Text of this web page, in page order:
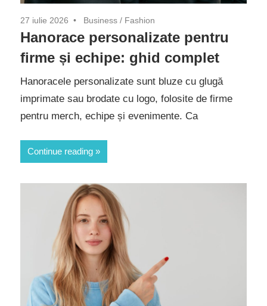
27 iulie 2026 Business / Fashion
Hanorace personalizate pentru
firme și echipe: ghid complet
Hanoracele personalizate sunt bluze cu glugă
imprimate sau brodate cu logo, folosite de firme
pentru merch, echipe și evenimente. Ca
Continue reading